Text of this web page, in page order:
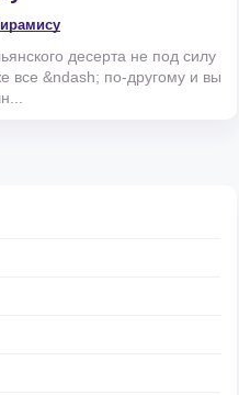
десерта не под силу
все &ndash; по-другому и вы